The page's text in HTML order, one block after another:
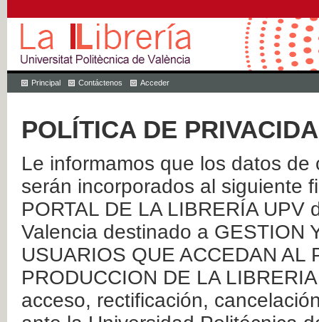
Principal Contáctenos Acceder
POLÍTICA DE
Le informamos que los datos
serán incorporados al siguiente
PORTAL DE LA LIBRERÍA
Valencia destinado a GESTION
USUARIOS QUE ACCEDAN AL
PRODUCCION DE LA
acceso, rectificación,